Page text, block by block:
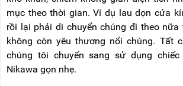
HIỂM
ĐỘNG
XE
TAY
mục theo thời gian. Ví dụ lau dọn cửa
rồi lại phải di chuyển chúng đi theo
không còn yêu thương nổi chúng. Tất
chúng tôi chuyển sang sử dụng
Nikawa gọn nhẹ.